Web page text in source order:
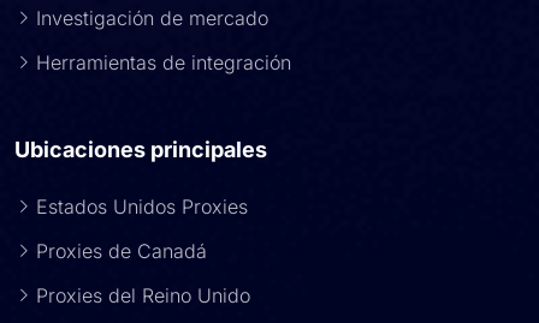
Investigación de mercado
Herramientas de integración
Ubicaciones principales
Estados Unidos Proxies
Proxies de Canadá
Proxies del Reino Unido